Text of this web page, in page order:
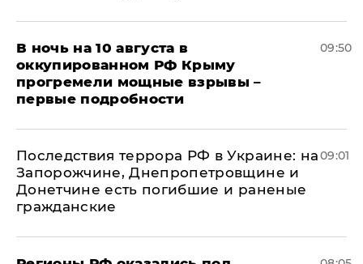
В ночь на 10 августа в
оккупированном РФ Крыму
прогремели мощные взрывы –
первые подробности
09:50
Последствия террора РФ в Украине: на
Запорожчине, Днепропетровщине и
Донетчине есть погибшие и раненые
гражданские
09:01